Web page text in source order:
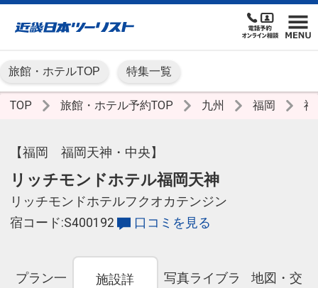
旅館・ホテルTOP 特集一覧
TOP 旅館・ホテル予約TOP 九州 福岡
【福岡 福岡天神・中央】
リッチモンドホテル福岡天神
リッチモンドホテルフクオカテンジン
宿コード:S400192
口コミを見る
プラン一
施設詳
写真ライブラ
地図・交